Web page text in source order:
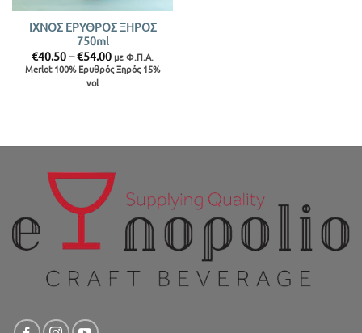
ΙΧΝΟΣ ΕΡΥΘΡΟΣ ΞΗΡΟΣ
750ml
€40.50–€54.00Price
range:
€40.50
με Φ.Π.Α.
Merlot 100% Ερυθρός Ξηρός 15%
vol